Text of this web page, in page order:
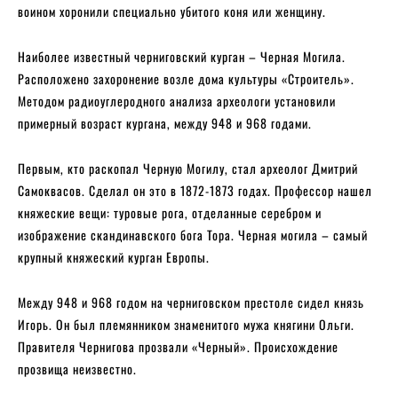
воином хоронили специально убитого коня или женщину.
Наиболее известный черниговский курган – Черная Могила.
Расположено захоронение возле дома культуры «Строитель».
Методом радиоуглеродного анализа археологи установили
примерный возраст кургана, между 948 и 968 годами.
Первым, кто раскопал Черную Могилу, стал археолог Дмитрий
Самоквасов. Сделал он это в 1872-1873 годах. Профессор нашел
княжеские вещи: туровые рога, отделанные серебром и
изображение скандинавского бога Тора. Черная могила – самый
крупный княжеский курган Европы.
Между 948 и 968 годом на черниговском престоле сидел князь
Игорь. Он был племянником знаменитого мужа княгини Ольги.
Правителя Чернигова прозвали «Черный». Происхождение
прозвища неизвестно.